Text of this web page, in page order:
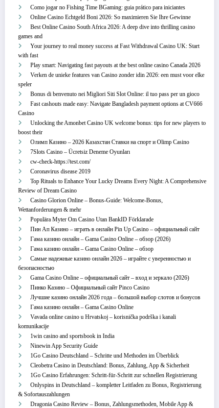
Como jogar no Fishing Time BGaming: guia prático para iniciantes
Online Casino Echtgeld Boni 2026: So maximieren Sie Ihre Gewinne
Best Online Casino South Africa 2026: A deep dive into thrilling casino
games and
Your journey to real money success at Fast Withdrawal Casino UK: Start
with fast
Play smart: Navigating fast payouts at the best online casino Canada 2026
Verken de unieke features van Casino zonder idin 2026: een must voor elke
speler
Bonus di benvenuto nei Migliori Siti Slot Online: il tuo pass per un gioco
Fast cashouts made easy: Navigate Bangladesh payment options at CV666
Casino
Unlocking the Amonbet Casino UK welcome bonus: tips for new players to
boost their
Олимп Казино – 2026 Казахстан Ставки на спорт и Olimp Casino
7Slots Casino – Ücretsiz Deneme Oyunları
cw-check-https://test.com/
Coronavirus disease 2019
Top Rituals to Enhance Your Lucky Dreams Every Night: A Comprehensive
Review of Dream Casino
Casino Glorion Online – Bonus‑Guide: Welcome‑Bonus,
Wettanforderungen & mehr
Populära Myter Om Casino Utan BankID Förklarade
Пин Ап Казино – играть в онлайн Pin Up Casino – официальный сайт
Гама казино онлайн – Gama Casino Online – обзор (2026)
Гама казино онлайн – Gama Casino Online – обзор
Самые надежные казино онлайн 2026 – играйте с уверенностью и
безопасностью
Gama Casino Online – официальный сайт – вход и зеркало (2026)
Пинко Казино – Официальный сайт Pinco Casino
Лучшие казино онлайн 2026 года – большой выбор слотов и бонусов
Гама казино онлайн – Gama Casino Online
Vavada online casino u Hrvatskoj – korisnička podrška i kanali
komunikacije
1win casino and sportsbook in India
Ninewin App Security Guide
1Go Casino Deutschland – Schritte und Methoden im Überblick
Cleobetra Casino in Deutschland: Bonus, Zahlung, App & Sicherheit
1Go Casino Erfahrungen: Schritt‑für‑Schritt zur schnellen Registrierung
Onlyspins in Deutschland – kompletter Leitfaden zu Bonus, Registrierung
& Sofortauszahlungen
Dragonia Casino Review – Bonus, Zahlungsmethoden, Mobile App &